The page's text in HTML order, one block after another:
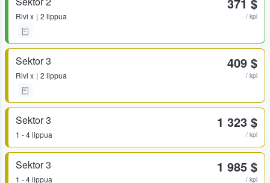
Rivi x 2 lippua
371 $
/ kpl
Sektor 3
Rivi x 2 lippua
409 $
/ kpl
Sektor 3
1 - 4 lippua
1 323 $
/ kpl
Sektor 3
1 - 4 lippua
1 985 $
/ kpl